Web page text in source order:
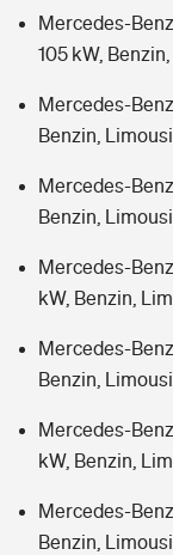
Mercedes-Benz
105 kW,
Mercedes-
Benzin,
Mercedes-
Benzin,
Mercedes-
kW, Benzin,
Mercedes-
Benzin,
Mercedes-
kW, Benzin,
Mercedes-
Benzin,